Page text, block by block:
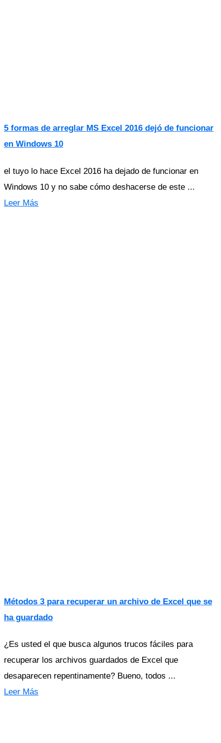
5 formas de arreglar MS Excel 2016 dejó de funcionar
en Windows 10
el tuyo lo hace Excel 2016 ha dejado de funcionar en
Windows 10 y no sabe cómo deshacerse de este ...
Leer Más
Métodos 3 para recuperar un archivo de Excel que se
ha guardado
¿Es usted el que busca algunos trucos fáciles para
recuperar los archivos guardados de Excel que
desaparecen repentinamente? Bueno, todos ...
Leer Más